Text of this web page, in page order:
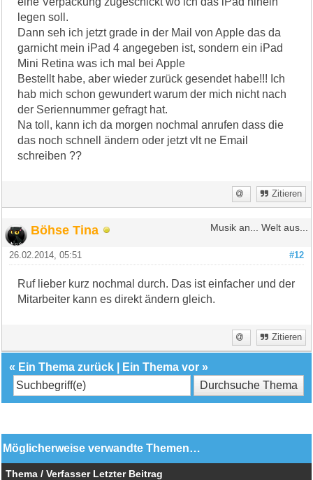
legen soll.
Dann seh ich jetzt grade in der Mail von Apple das da
garnicht mein iPad 4 angegeben ist, sondern ein iPad
Mini Retina was ich mal bei Apple
Bestellt habe, aber wieder zurück gesendet habe!!! Ich
hab mich schon gewundert warum der mich nicht nach
der Seriennummer gefragt hat.
Na toll, kann ich da morgen nochmal anrufen dass die
das noch schnell ändern oder jetzt vlt ne Email
schreiben ??
Zitieren
Böhse Tina Musik an... Welt aus...
#12
26.02.2014, 05:51
Ruf lieber kurz nochmal durch. Das ist einfacher und der
Mitarbeiter kann es direkt ändern gleich.
Zitieren
« Ein Thema zurück Ein Thema vor »
Möglicherweise verwandte Themen…
Thema / Verfasser Letzter Beitrag